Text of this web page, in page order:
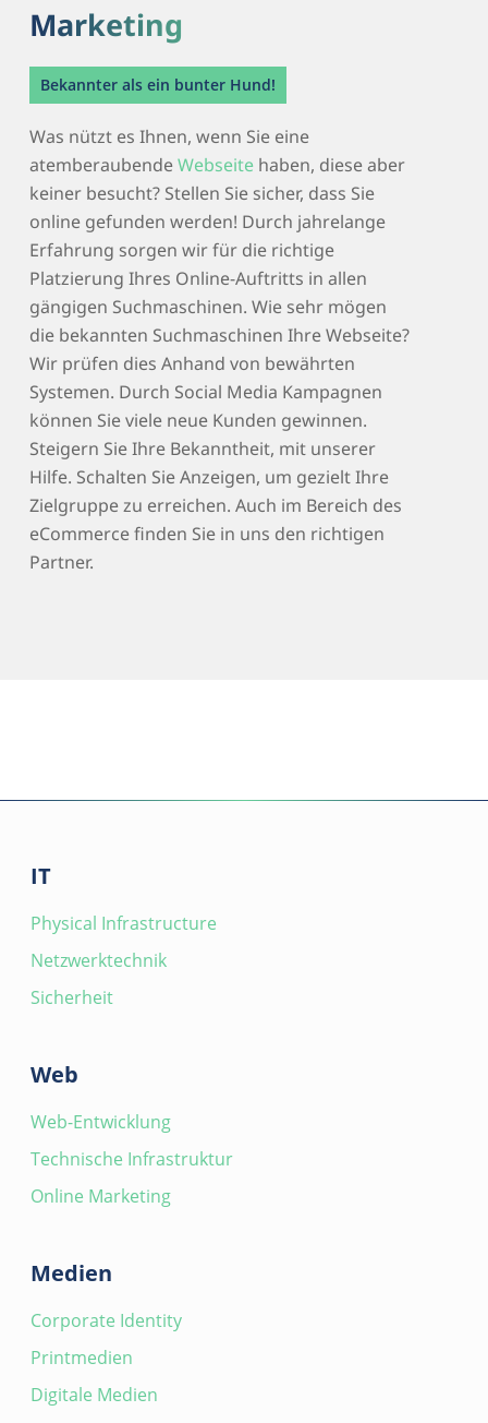
Marketing
Bekannter als ein bunter Hund!
Was nützt es Ihnen, wenn Sie eine
atemberaubendeWebseitehaben, diese aber
keiner besucht? Stellen Sie sicher, dass Sie
online gefunden werden! Durch jahrelange
Erfahrung sorgen wir für die richtige
Platzierung Ihres Online-Auftritts in allen
gängigen Suchmaschinen. Wie sehr mögen
die bekannten Suchmaschinen Ihre Webseite?
Wir prüfen dies Anhand von bewährten
Systemen. Durch Social Media Kampagnen
können Sie viele neue Kunden gewinnen.
Steigern Sie Ihre Bekanntheit, mit unserer
Hilfe. Schalten Sie Anzeigen, um gezielt Ihre
Zielgruppe zu erreichen. Auch im Bereich des
eCommerce finden Sie in uns den richtigen
Partner.
IT
Physical Infrastructure
Netzwerktechnik
Sicherheit
Web
Web-Entwicklung
Technische Infrastruktur
Online Marketing
Medien
Corporate Identity
Printmedien
Digitale Medien